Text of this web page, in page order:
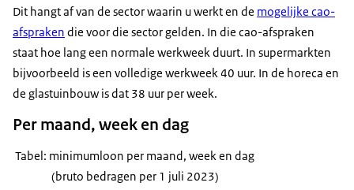
Dit hangt af van de sector waarin u werkt en de mogelijke cao-
afspraken die voor die sector gelden. In die cao-afspraken
staat hoe lang een normale werkweek duurt. In supermarkten
bijvoorbeeld is een volledige werkweek 40 uur. In de horeca en
de glastuinbouw is dat 38 uur per week.
Per maand, week en dag
Tabel: minimumloon per maand, week en dag
(bruto bedragen per 1 juli 2023)